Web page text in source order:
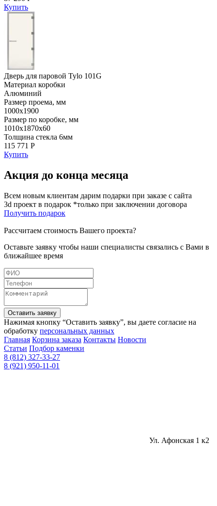
Купить
Дверь для паровой Tylo 101G
Материал коробки
Алюминий
Размер проема, мм
1000х1900
Размер по коробке, мм
1010х1870х60
Толщина стекла 6мм
115 771 Р
Купить
Акция до конца месяца
Всем новым клиентам дарим подарки при заказе с сайта
3d проект в подарок *только при заключении договора
Получить подарок
Рассчитаем стоимость Вашего проекта?
Оставьте заявку чтобы наши специалисты связались с Вами в
ближайшее время
Оставить заявку
Нажимая кнопку “Оставить заявку”, вы даете согласие на
обработку персональных данных
Главная Корзина заказа Контакты Новости
Статьи Подбор каменки
8 (812) 327-33-27
8 (921) 950-11-01
Ул. Афонская 1 к2